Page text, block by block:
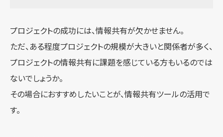
プロジェクトの成功には、情報共有が欠かせません。
ただ、ある程度プロジェクトの規模が大きいと関係者が多く、
プロジェクトの情報共有に課題を感じている方もいるのでは
ないでしょうか。
その場合におすすめしたいことが、情報共有ツールの活用で
す。